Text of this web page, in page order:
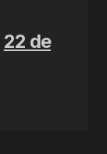
22 de